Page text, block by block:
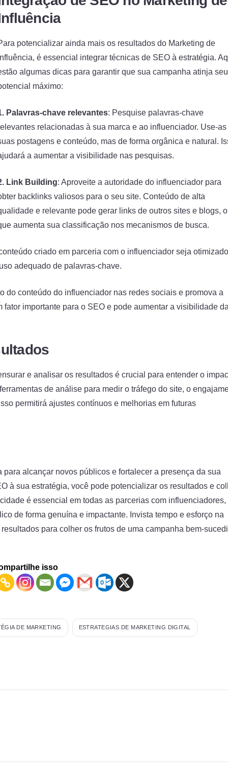
potencializar ainda mais os resultados do Marketing de
é essencial integrar técnicas de SEO à estratégia.
algumas dicas para garantir que sua campanha atinja seu
máximo:
Palavras-chave relevantes: Pesquise palavras-chave
relacionadas à sua marca e ao influenciador. Use-as
postagens e conteúdo, mas de forma orgânica e natural.
a aumentar a visibilidade nas pesquisas.
Link Building: Aproveite a autoridade do influenciador para
backlinks valiosos para o seu site. Conteúdo de alta
e relevante pode gerar links de outros sites e blogs, o
aumenta sua classificação nos mecanismos de busca.
criado em parceria com o influenciador seja otimizado
adequado de palavras-chave.
do conteúdo do influenciador nas redes sociais e promova a
importante para o SEO e pode aumentar a visibilidade
e analisar os resultados é crucial para entender o
de análise para medir o tráfego do site, o
permitirá ajustes contínuos e melhorias em futuras
alcançar novos públicos e fortalecer a presença da sua
à sua estratégia, você pode potencializar os resultados e
é essencial em todas as parcerias com influenciadores,
de forma genuína e impactante. Invista tempo e esforço na
para colher os frutos de uma campanha bem-
isso
DE MARKETING ESTRATEGIAS DE MARKETING DIGITAL